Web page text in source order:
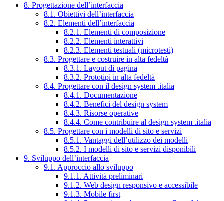
8. Progettazione dell’interfaccia
8.1. Obiettivi dell’interfaccia
8.2. Elementi dell’interfaccia
8.2.1. Elementi di composizione
8.2.2. Elementi interattivi
8.2.3. Elementi testuali (microtesti)
8.3. Progettare e costruire in alta fedeltà
8.3.1. Layout di pagina
8.3.2. Prototipi in alta fedeltà
8.4. Progettare con il design system .italia
8.4.1. Documentazione
8.4.2. Benefici del design system
8.4.3. Risorse operative
8.4.4. Come contribuire al design system .italia
8.5. Progettare con i modelli di sito e servizi
8.5.1. Vantaggi dell’utilizzo dei modelli
8.5.2. I modelli di sito e servizi disponibili
9. Sviluppo dell’interfaccia
9.1. Approccio allo sviluppo
9.1.1. Attività preliminari
9.1.2. Web design responsivo e accessibile
9.1.3. Mobile first